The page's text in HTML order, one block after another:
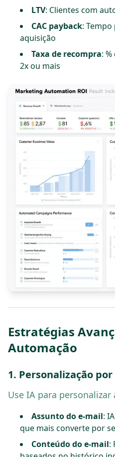
LTV: Clientes com
CAC payback:
aquisição
Taxa de recompra:
2x ou mais
Estratégias
Automação
1. Personalização
Use IA para
Assunto do e-mail:
que mais converte por
Conteúdo do e-mail: